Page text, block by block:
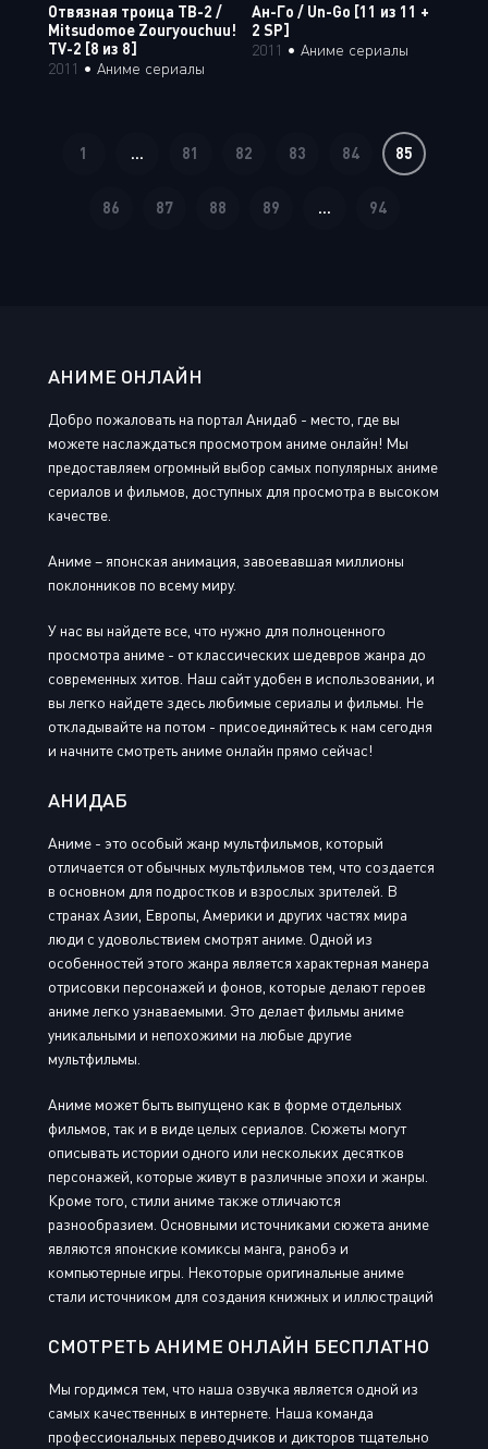
Отвязная троица ТВ-2 /
Mitsudomoe Zouryouchuu!
TV-2 [8 из 8]
2011 • Аниме сериалы
Ан-Го / Un-Go [11 из 11 +
2 SP]
2011 • Аниме сериалы
1 ... 81 82 83 84 85
86 87 88 89 ... 94
АНИМЕ ОНЛАЙН
Добро пожаловать на портал Анидаб - место, где вы
можете наслаждаться просмотром аниме онлайн! Мы
предоставляем огромный выбор самых популярных аниме
сериалов и фильмов, доступных для просмотра в высоком
качестве.
Аниме – японская анимация, завоевавшая миллионы
поклонников по всему миру.
У нас вы найдете все, что нужно для полноценного
просмотра аниме - от классических шедевров жанра до
современных хитов. Наш сайт удобен в использовании, и
вы легко найдете здесь любимые сериалы и фильмы. Не
откладывайте на потом - присоединяйтесь к нам сегодня
и начните смотреть аниме онлайн прямо сейчас!
АНИДАБ
Аниме - это особый жанр мультфильмов, который
отличается от обычных мультфильмов тем, что создается
в основном для подростков и взрослых зрителей. В
странах Азии, Европы, Америки и других частях мира
люди с удовольствием смотрят аниме. Одной из
особенностей этого жанра является характерная манера
отрисовки персонажей и фонов, которые делают героев
аниме легко узнаваемыми. Это делает фильмы аниме
уникальными и непохожими на любые другие
мультфильмы.
Аниме может быть выпущено как в форме отдельных
фильмов, так и в виде целых сериалов. Сюжеты могут
описывать истории одного или нескольких десятков
персонажей, которые живут в различные эпохи и жанры.
Кроме того, стили аниме также отличаются
разнообразием. Основными источниками сюжета аниме
являются японские комиксы манга, ранобэ и
компьютерные игры. Некоторые оригинальные аниме
стали источником для создания книжных и иллюстраций
СМОТРЕТЬ АНИМЕ ОНЛАЙН БЕСПЛАТНО
Мы гордимся тем, что наша озвучка является одной из
самых качественных в интернете. Наша команда
профессиональных переводчиков и дикторов тщательно